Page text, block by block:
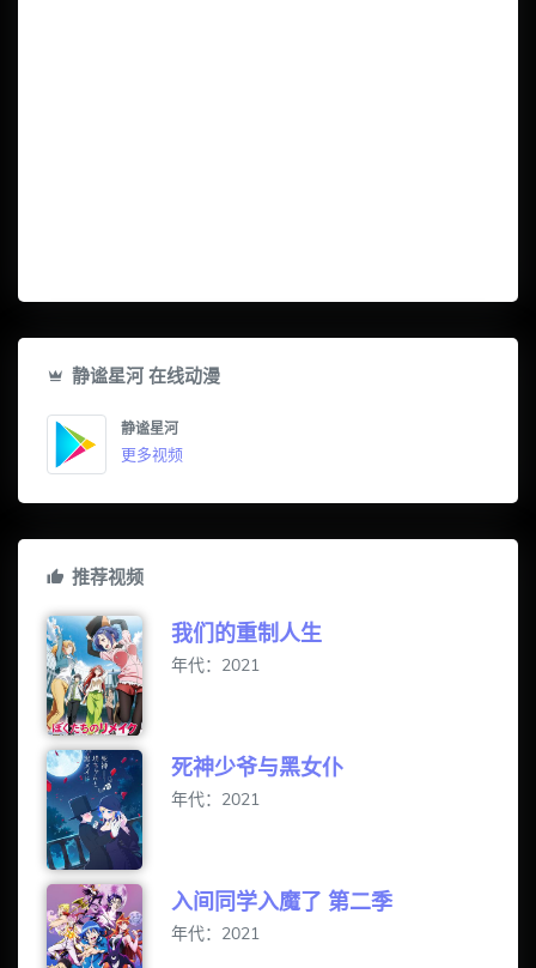
静谧星河 在线动漫
静谧星河
更多视频
推荐视频
我们的重制人生
年代：2021
死神少爷与黑女仆
年代：2021
入间同学入魔了 第二季
年代：2021